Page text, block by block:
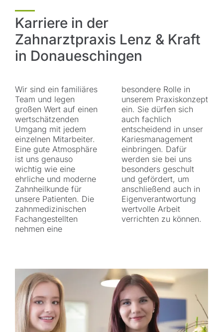
Karriere in der
Zahnarztpraxis Lenz & Kraft
in Donaueschingen
Wir sind ein familiäres
Team und legen
großen Wert auf einen
wertschätzenden
Umgang mit jedem
einzelnen Mitarbeiter.
Eine gute Atmosphäre
ist uns genauso
wichtig wie eine
ehrliche und moderne
Zahnheilkunde für
unsere Patienten. Die
zahnmedizinischen
Fachangestellten
nehmen eine
besondere Rolle in
unserem Praxiskonzept
ein. Sie dürfen sich
auch fachlich
entscheidend in unser
Kariesmanagement
einbringen. Dafür
werden sie bei uns
besonders geschult
und gefördert, um
anschließend auch in
Eigenverantwortung
wertvolle Arbeit
verrichten zu können.